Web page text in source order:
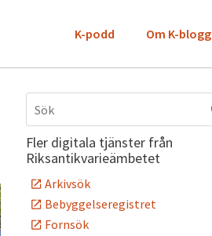
K-podd Om K-blogg
Fler digitala tjänster från
Riksantikvarieämbetet
Arkivsök
Bebyggelseregistret
Fornsök